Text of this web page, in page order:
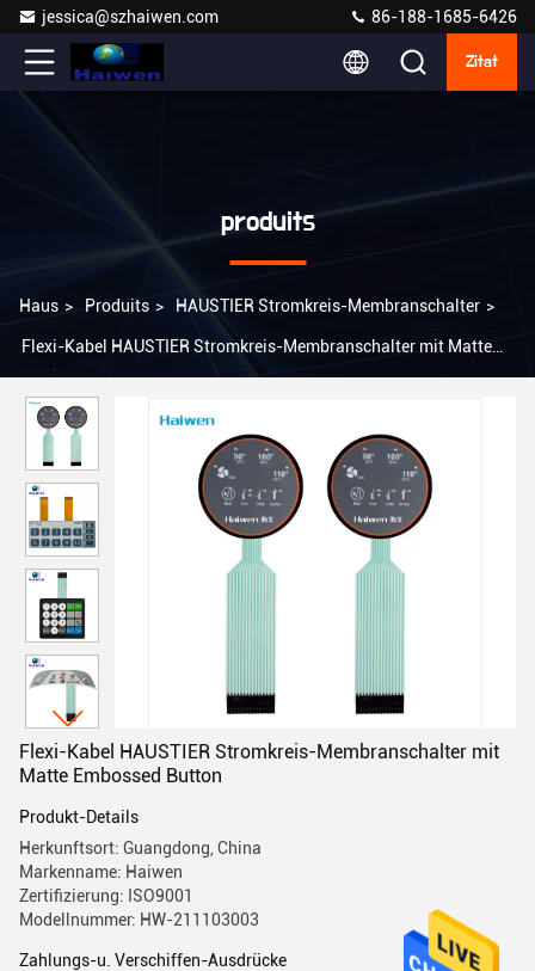
jessica@szhaiwen.com 86-188-1685-6426
Zitat
produits
Haus > Produits > HAUSTIER Stromkreis-Membranschalter >
Flexi-Kabel HAUSTIER Stromkreis-Membranschalter mit Matte
Flexi-Kabel HAUSTIER Stromkreis-Membranschalter mit
Matte Embossed Button
Produkt-Details
Herkunftsort: Guangdong, China
Markenname: Haiwen
Zertifizierung: ISO9001
Modellnummer: HW-211103003
Zahlungs-u. Verschiffen-Ausdrücke